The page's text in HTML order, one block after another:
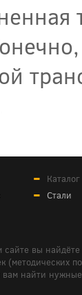
Стали
вы
(методических
найти